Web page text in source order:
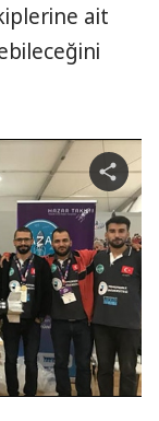
ait
S
h
a
r
d
e
o